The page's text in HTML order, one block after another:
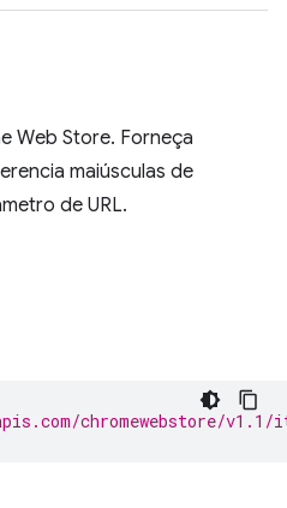
Web Store. Forneça
maiúsculas de
de URL.
chromewebstore/